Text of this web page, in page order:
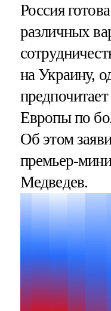
Россия
различных
на Украину,
Европы по
Об этом
премьер-
Медведев.